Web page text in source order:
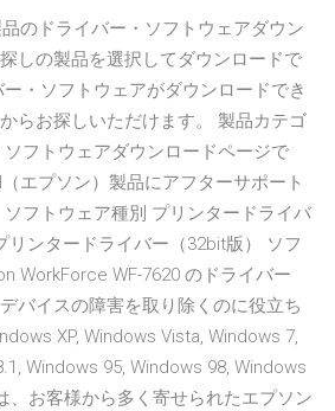
のドライバー・ソフトウェアダウン
しの製品を選択してダウンロードで
・ソフトウェアがダウンロードでき
らお探しいただけます。 製品カテゴ
フトウェアダウンロードページで
エプソン）製品にアフターサポート
フトウェア種別 プリンタードライバ
リンタードライバー（32bit版） ソフ
WorkForce WF-7620 のドライバー
バイスの障害を取り除くのに役立ち
XP, Windows Vista, Windows 7,
Windows 95, Windows 98, Windows
、お客様から多く寄せられたエプソン